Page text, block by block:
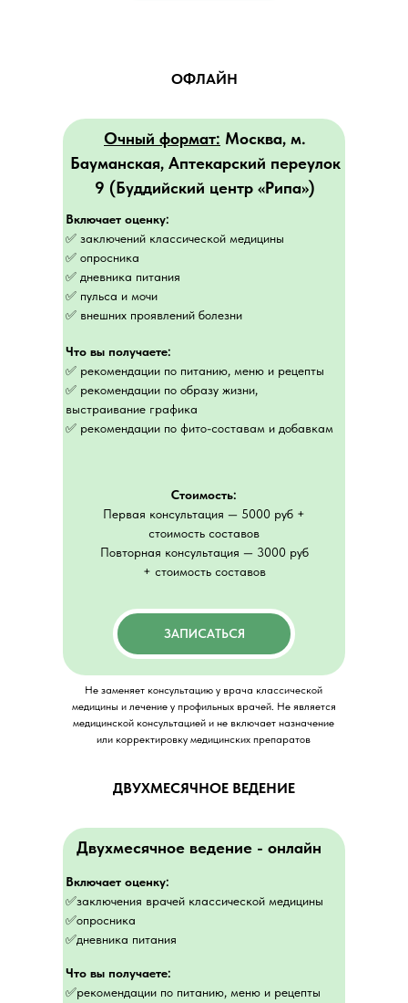
ОФЛАЙН
Очный формат: Москва, м.
Бауманская, Аптекарский переулок
9 (Буддийский центр «Рипа»)
Включает оценку:
✅ заключений классической медицины
✅ опросника
✅ дневника питания
✅ пульса и мочи
✅ внешних проявлений болезни
Что вы получаете:
✅ рекомендации по питанию, меню и рецепты
✅ рекомендации по образу жизни,
выстраивание графика
✅ рекомендации по фито-составам и добавкам
Стоимость:
Первая консультация — 5000 руб +
стоимость составов
Повторная консультация — 3000 руб
+ стоимость составов
ЗАПИСАТЬСЯ
Не заменяет консультацию у врача классической
медицины и лечение у профильных врачей. Не является
медицинской консультацией и не включает назначение
или корректировку медицинских препаратов
ДВУХМЕСЯЧНОЕ ВЕДЕНИЕ
Двухмесячное ведение- онлайн
Включает оценку:
✅заключения врачей классической медицины
✅опросника
✅дневника питания
Что вы получаете:
✅рекомендации по питанию, меню и рецепты